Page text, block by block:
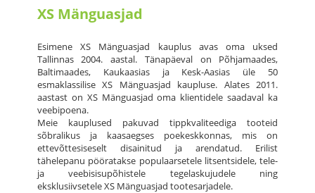
XS Mänguasjad
Esimene XS Mänguasjad kauplus avas oma uksed
Tallinnas 2004. aastal. Tänapäeval on Põhjamaades,
Baltimaades, Kaukaasias ja Kesk-Aasias üle 50
esmaklassilise XS Mänguasjad kaupluse. Alates 2011.
aastast on XS Mänguasjad oma klientidele saadaval ka
veebipoena.
Meie kauplused pakuvad tippkvaliteediga tooteid
sõbralikus ja kaasaegses poekeskkonnas, mis on
ettevõttesiseselt disainitud ja arendatud. Erilist
tähelepanu pööratakse populaarsetele litsentsidele, tele-
ja veebisisupõhistele tegelaskujudele ning
eksklusiivsetele XS Mänguasjad tootesarjadele.